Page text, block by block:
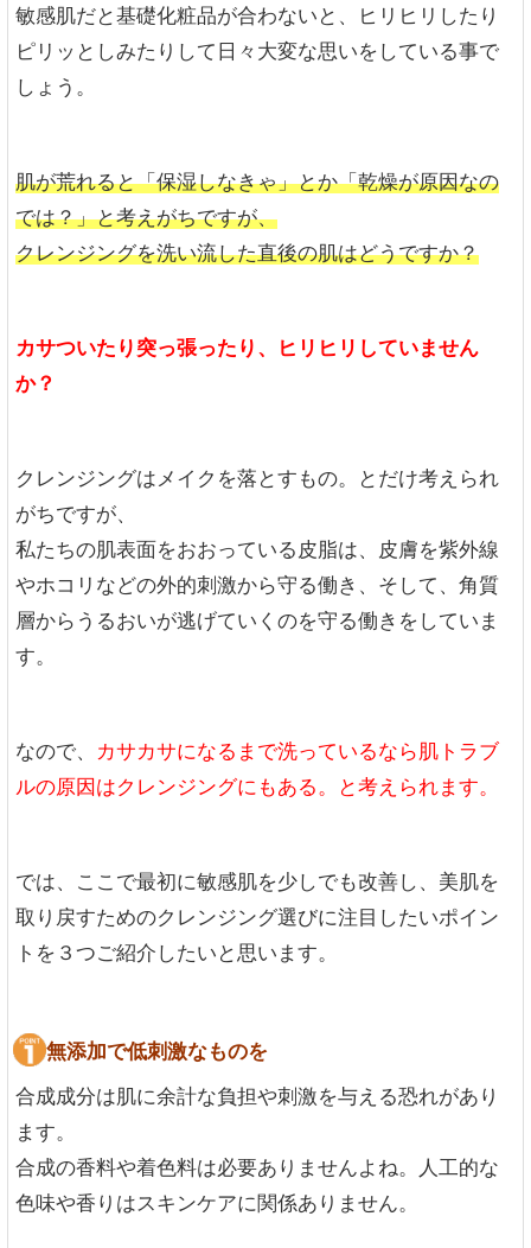
敏感肌だと基礎化粧品が合わないと、ヒリヒリしたり
ピリッとしみたりして日々大変な思いをしている事で
しょう。
肌が荒れると「保湿しなきゃ」とか「乾燥が原因なの
では？」と考えがちですが、
クレンジングを洗い流した直後の肌はどうですか？
カサついたり突っ張ったり、ヒリヒリしていません
か？
クレンジングはメイクを落とすもの。とだけ考えられ
がちですが、
私たちの肌表面をおおっている皮脂は、皮膚を紫外線
やホコリなどの外的刺激から守る働き、そして、角質
層からうるおいが逃げていくのを守る働きをしていま
す。
なので、
カサカサになるまで洗っているなら肌トラブ
ルの原因はクレンジングにもある。と考えられます。
では、ここで最初に敏感肌を少しでも改善し、美肌を
取り戻すためのクレンジング選びに注目したいポイン
トを３つご紹介したいと思います。
無添加で低刺激なものを
合成成分は肌に余計な負担や刺激を与える恐れがあり
ます。
合成の香料や着色料は必要ありませんよね。人工的な
色味や香りはスキンケアに関係ありません。